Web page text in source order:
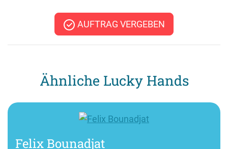
AUFTRAG VERGEBEN
Ähnliche Lucky Hands
Felix Bounadjat